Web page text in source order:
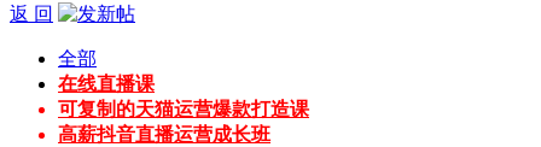
返 回
全部
在线直播课
可复制的天猫运营爆款打造课
高薪抖音直播运营成长班